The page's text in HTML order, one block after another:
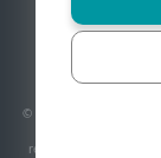
Kontaktiniai
Pranešti
© 1992 - 2026 ESET,
prekių ženklai yra
registruotieji prekių